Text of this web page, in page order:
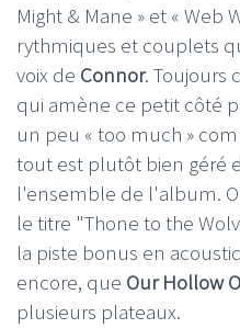
Might & Mane » et « Web
rythmiques et couplets
voix de Connor. Toujours
qui amène ce petit côté
un peu « too much »
tout est plutôt bien géré
l'ensemble de l'album.
le titre "Thone to the
la piste bonus en
encore, que Our Hollow
plusieurs plateaux.